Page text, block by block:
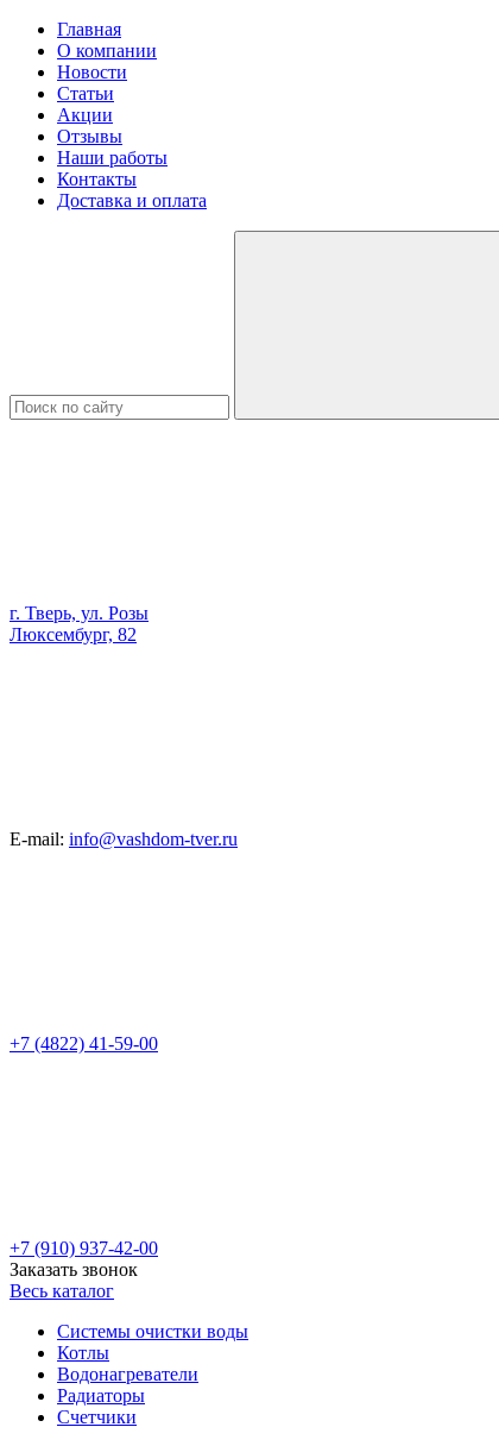
Главная
О компании
Новости
Статьи
Акции
Отзывы
Наши работы
Контакты
Доставка и оплата
г. Тверь, ул. Розы
Люксембург, 82
E-mail: info@vashdom-tver.ru
+7 (4822) 41-59-00
+7 (910) 937-42-00
Заказать звонок
Весь каталог
Системы очистки воды
Котлы
Водонагреватели
Радиаторы
Cчетчики